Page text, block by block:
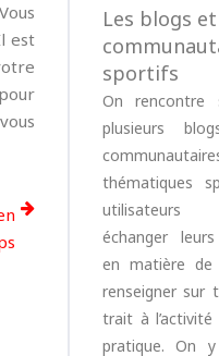
est
Les blogs
sportifs
On rencontre
plusieurs
thématiques
échanger
en matière
renseigner sur
trait à l’activité
pratique. On